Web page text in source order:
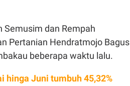
Semusim dan Rempah
Pertanian Hendratmojo Bagus
beberapa waktu lalu.
hinga Juni tumbuh 45,32%